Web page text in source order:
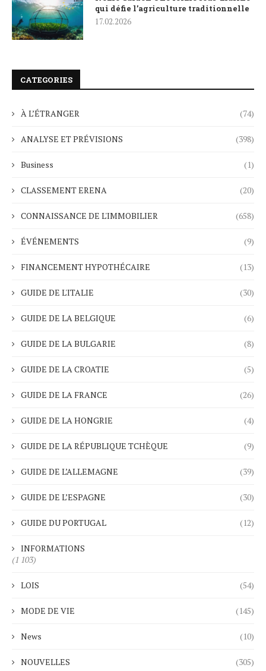
qui défie l’agriculture traditionnelle
17.02.2026
CATEGORIES
À L’ÉTRANGER (74)
ANALYSE ET PRÉVISIONS (398)
Business (1)
CLASSEMENT ERENA (20)
CONNAISSANCE DE L'IMMOBILIER (658)
ÉVÉNEMENTS (9)
FINANCEMENT HYPOTHÉCAIRE (13)
GUIDE DE L'ITALIE (30)
GUIDE DE LA BELGIQUE (6)
GUIDE DE LA BULGARIE (8)
GUIDE DE LA CROATIE (5)
GUIDE DE LA FRANCE (26)
GUIDE DE LA HONGRIE (4)
GUIDE DE LA RÉPUBLIQUE TCHÈQUE (9)
GUIDE DE L’ALLEMAGNE (39)
GUIDE DE L’ESPAGNE (30)
GUIDE DU PORTUGAL (12)
INFORMATIONS
(1 103)
LOIS (54)
MODE DE VIE (145)
News (10)
NOUVELLES (305)